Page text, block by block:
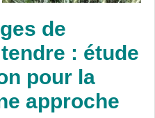
de
: étude
pour la
approche